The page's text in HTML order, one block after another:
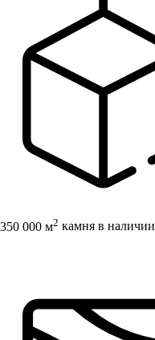
350 000 м2 камня в наличии